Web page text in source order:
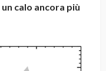
un calo ancora più